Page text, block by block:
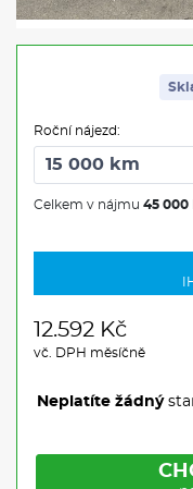
Roční nájezd:
Celkem v nájmu 45 000
12.592 Kč
vč. DPH měsíčně
Neplatíte žádný